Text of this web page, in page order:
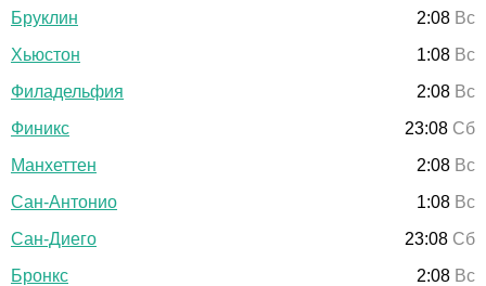
Бруклин
2:08 Вс
Хьюстон
1:08 Вс
Филадельфия
2:08 Вс
Финикс
23:08 Сб
Манхеттен
2:08 Вс
Сан-Антонио
1:08 Вс
Сан-Диего
23:08 Сб
Бронкс
2:08 Вс